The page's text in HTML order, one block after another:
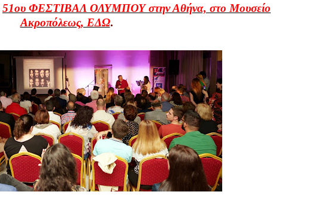
51ου ΦΕΣΤΙΒΑΛ ΟΛΥΜΠΟΥ στην Αθήνα, στο Μουσείο
Ακροπόλεως, ΕΔΩ.